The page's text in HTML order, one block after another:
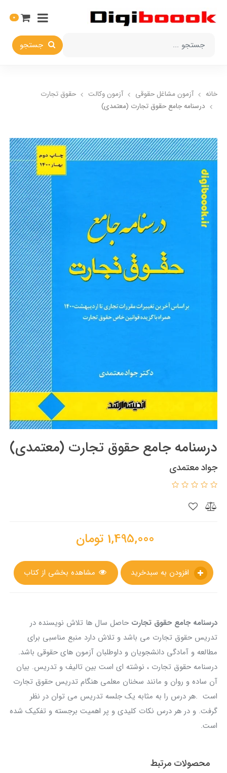
جستجو
0
خانه آزمون مشاغل حقوقی آزمون وکالت
حقوق تجارت
درسنامه جامع حقوق تجارت (معتمدی)
درسنامه جامع حقوق تجارت (معتمدی)
جواد معتمدی
1,495,000 تومان
مشاهده بخشی از کتاب
درسنامه جامع حقوق تجارت حاصل سال ها تلاش نویسنده در
تدریس حقوق تجارت می باشد و تلاش دارد منبع مناسبی برای
مطالعه و آمادگی دانشجویان و داوطلبان آزمون های حقوقی باشد.
درسنامه حقوق تجارت ، نوشته ای است بین تالیف و تدریس. بیان
آن ساده و روان و مانند سخنان معلمی هنگام تدریس حقوق تجارت
است .هر درس را به مثابه یک جلسه تدریس می توان در نظر
گرفت. و در هر درس نکات کلیدی و پر اهمیت برجسته و تفکیک شده
است.
محصولات مرتبط